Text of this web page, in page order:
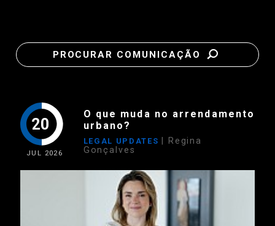
PROCURAR COMUNICAÇÃO
20
JUL 2026
O que muda no arrendamento
urbano?
LEGAL UPDATES
| Regina
Gonçalves